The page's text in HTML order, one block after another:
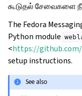
கூடுதல்
The Fedora
Python module
<https://
setup instructions.
See also